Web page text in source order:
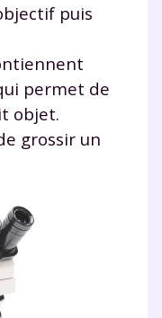
puis
permet de
objet.
grossir un